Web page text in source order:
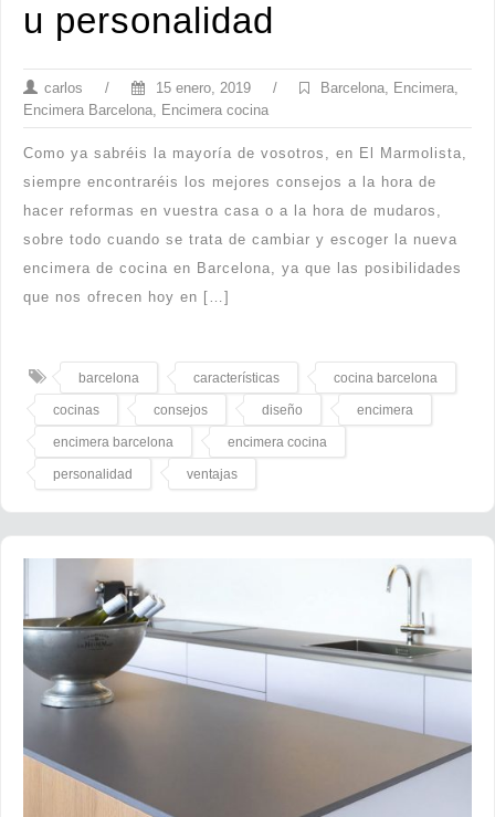
u personalidad
carlos / 15 enero, 2019 / Barcelona, Encimera,
Encimera Barcelona, Encimera cocina
Como ya sabréis la mayoría de vosotros, en El Marmolista,
siempre encontraréis los mejores consejos a la hora de
hacer reformas en vuestra casa o a la hora de mudaros,
sobre todo cuando se trata de cambiar y escoger la nueva
encimera de cocina en Barcelona, ya que las posibilidades
que nos ofrecen hoy en […]
barcelona características cocina barcelona
cocinas consejos diseño encimera
encimera barcelona encimera cocina
personalidad ventajas